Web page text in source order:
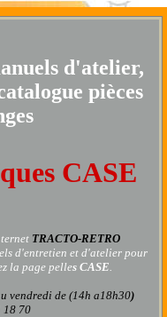
d'atelier,
pièces
CASE
TRACTO-RETRO
d'entretien et d'atelier pour
la page pellesCASE.
vendredi de (14h a18h30)
18 70